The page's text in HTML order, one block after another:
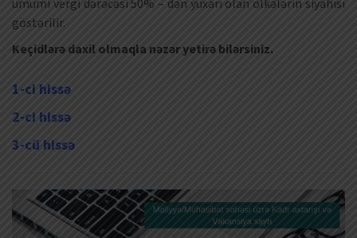
ümumi vergi dərəcəsi 50% – dən yuxarı olan ölkələrin siyahısı
göstərilir.
Keçidlərə daxil olmaqla nəzər yetirə bilərsiniz.
1-ci hissə
2-ci hissə
3-cü hissə